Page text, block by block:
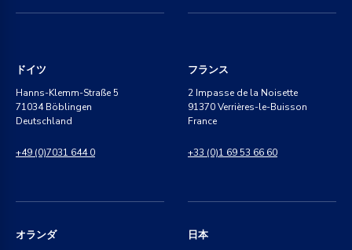
ドイツ
Hanns-Klemm-Straße 5
71034 Böblingen
Deutschland
+49 (0)7031 644 0
フランス
2 Impasse de la Noisette
91370 Verrières-le-Buisson
France
+33 (0)1 69 53 66 60
オランダ 日本